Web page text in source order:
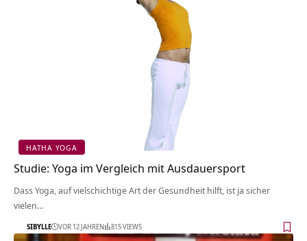
HATHA YOGA
Studie: Yoga im Vergleich mit Ausdauersport
Dass Yoga, auf vielschichtige Art der Gesundheit hilft, ist ja sicher
vielen…
SIBYLLE VOR 12 JAHREN 815 VIEWS